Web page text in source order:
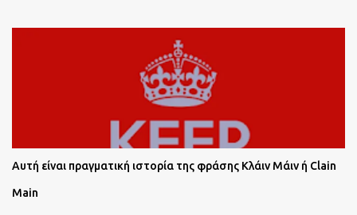
Αυτή είναι πραγματική ιστορία της φράσης Κλάιν Μάιν ή Clain
Main